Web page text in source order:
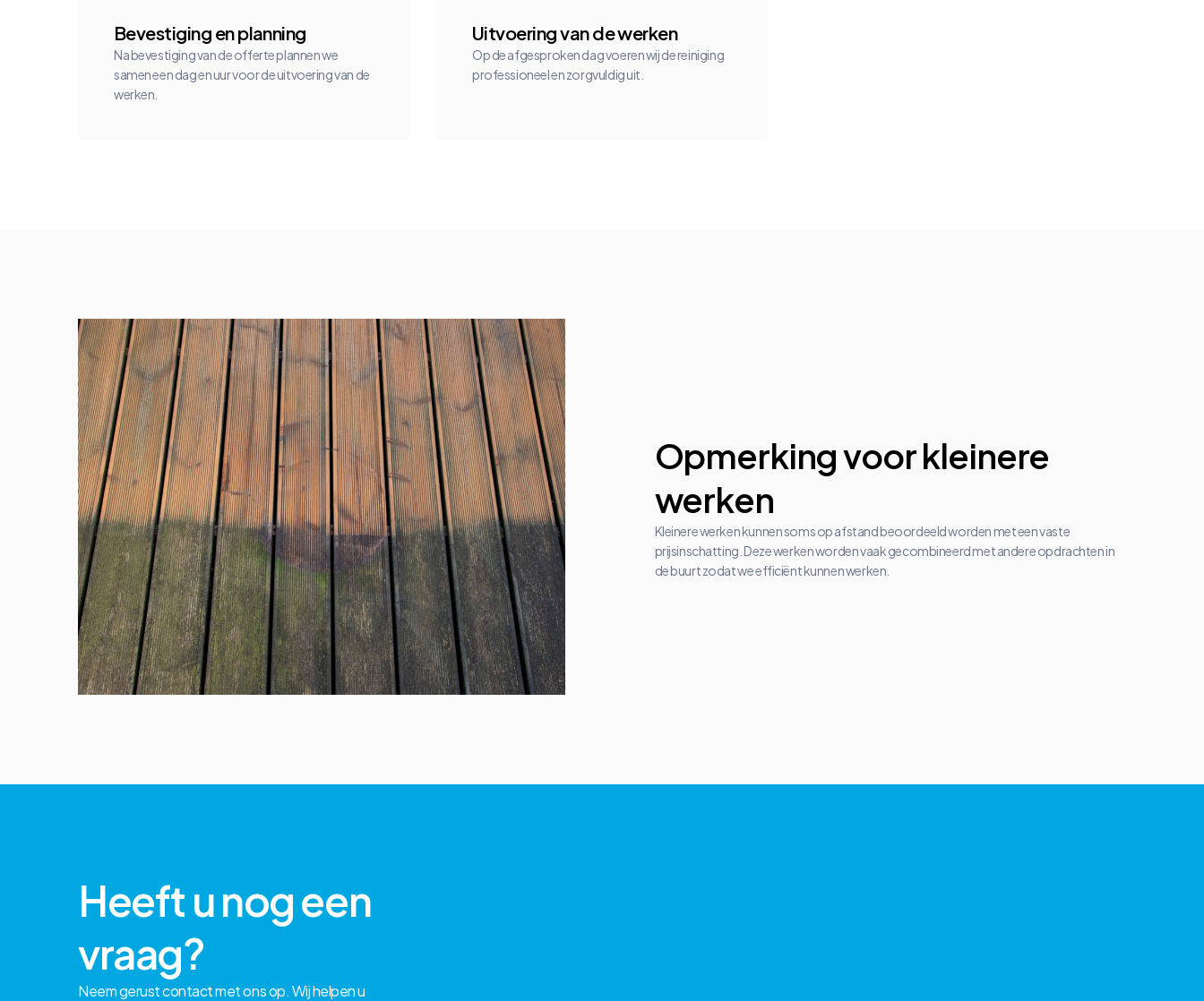
Bevestiging en planning
Na bevestiging van de offerte plannen we
samen een dag en uur voor de uitvoering van de
werken.
Uitvoering van de werken
Op de afgesproken dag voeren wij de reiniging
professioneel en zorgvuldig uit.
Opmerking voor kleinere
werken
Kleinere werken kunnen soms op afstand beoordeeld worden met een vaste
prijsinschatting. Deze werken worden vaak gecombineerd met andere opdrachten in
de buurt zodat we efficiënt kunnen werken.
Heeft u nog een
vraag?
Neem gerust contact met ons op. Wij helpen u